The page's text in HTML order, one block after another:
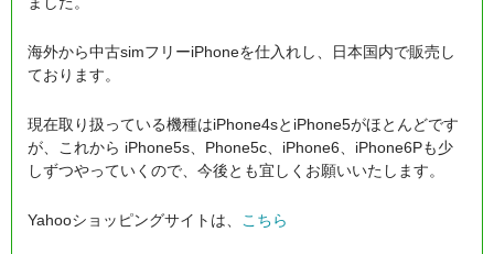
海外から中古simフリーiPhoneを仕入れし、日本国内で販売し
ております。
現在取り扱っている機種はiPhone4sとiPhone5がほとんどです
が、これから iPhone5s、Phone5c、iPhone6、iPhone6Pも少
しずつやっていくので、今後とも宜しくお願いいたします。
Yahooショッピングサイトは、 こちら